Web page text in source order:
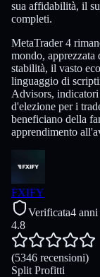
sua affidabilità, il
completi.
MetaTrader 4
mondo,
stabilità, il vasto
linguaggio di
Advisors, indicatori
d'elezione per i
beneficiano della
apprendimento
FXIFY
Verificata4 anni
4.8
(5346 recensioni)
Split Profitti